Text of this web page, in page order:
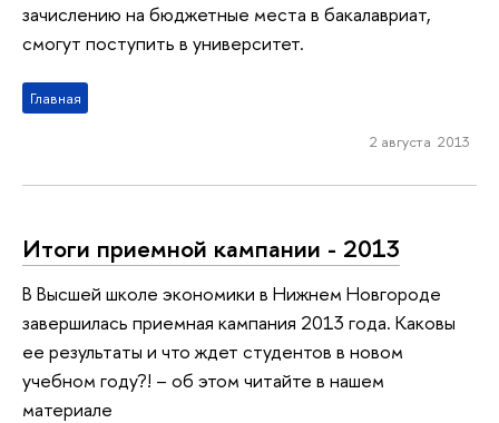
зачислению на бюджетные места в бакалавриат,
смогут поступить в университет.
Главная
2 августа 2013
Итоги приемной кампании - 2013
В Высшей школе экономики в Нижнем Новгороде
завершилась приемная кампания 2013 года. Каковы
ее результаты и что ждет студентов в новом
учебном году?! – об этом читайте в нашем
материале